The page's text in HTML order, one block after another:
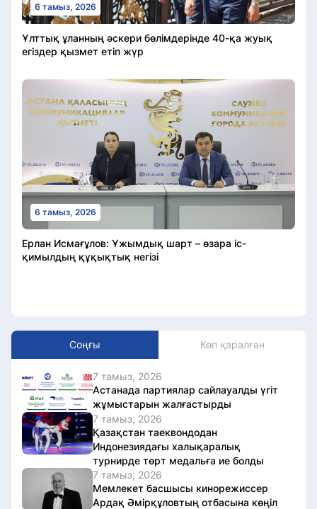
6 тамыз, 2026
Ұлттық ұланның әскери бөлімдерінде 40-қа жуық
егіздер қызмет етіп жүр
6 тамыз, 2026
Ерлан Исмағұлов: Ұжымдық шарт – өзара іс-
қимылдың құқықтық негізі
Соңғы Көп қаралған
7 тамыз, 2026
Астанада партиялар сайлауалды үгіт
жұмыстарын жалғастырды
7 тамыз, 2026
Қазақстан таеквондодан
Индонезиядағы халықаралық
турнирде төрт медальға ие болды
7 тамыз, 2026
Мемлекет басшысы кинорежиссер
Ардақ Әмірқұловтың отбасына көңіл